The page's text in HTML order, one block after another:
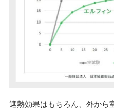
遮熱効果はもちろん、外から